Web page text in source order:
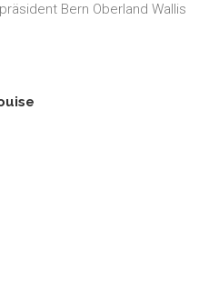
Bern Oberland Wallis